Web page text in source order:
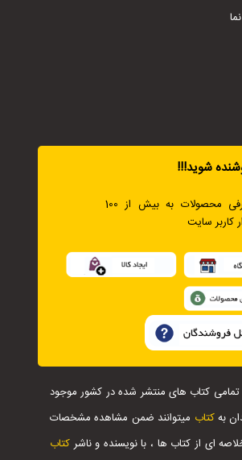
شوید!!!
معرفی محصولات به بیش از 100
کاربر سایت
تمامی کتاب های منتشر شده در کشور موجود
بهکتاب میتوانند ضمن مشاهده مشخصات
ای از کتاب ها ، با نویسنده و ناشر کتاب